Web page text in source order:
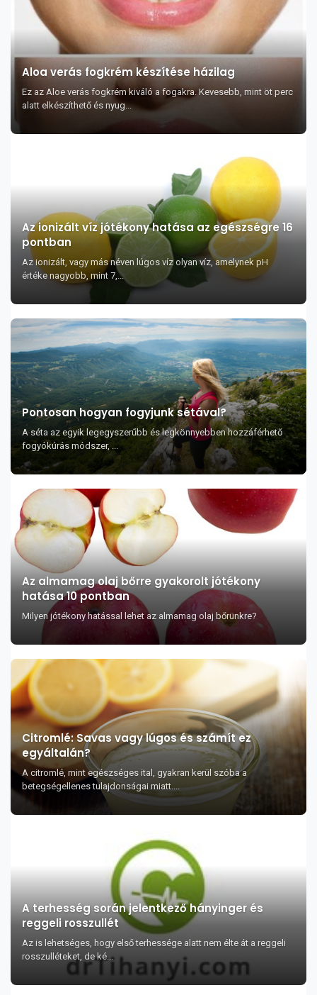
Aloa verás fogkrém készítése házilag
Ez az Aloe verás fogkrém kiváló a fogakra. Kevesebb, mint öt perc
alatt elkészíthető és nyug...
Az ionizált víz jótékony hatása az egészségre 16
pontban
Az ionizált, vagy más néven lúgos víz olyan víz, amelynek pH
értéke nagyobb, mint 7,...
Pontosan hogyan fogyjunk sétával?
A séta az egyik legegyszerűbb és legkönnyebben hozzáférhető
fogyókúrás módszer, ...
Az almamag olaj bőrre gyakorolt jótékony
hatása 10 pontban
Milyen jótékony hatással lehet az almamag olaj bőrünkre?
Citromlé: Savas vagy lúgos és számít ez
egyáltalán?
A citromlé, mint egészséges ital, gyakran kerül szóba a
betegségellenes tulajdonságai miatt....
A terhesség során jelentkező hányinger és
reggeli rosszullét
Az is lehetséges, hogy első terhessége alatt nem élte át a reggeli
rosszulléteket, de ké...